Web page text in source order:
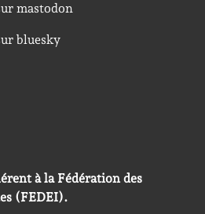
mastodon
bluesky
à la Fédération des
(FEDEI).